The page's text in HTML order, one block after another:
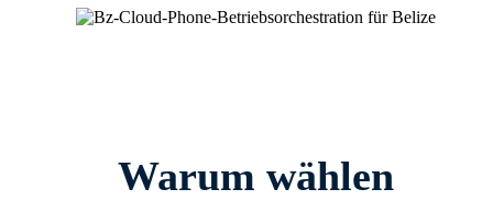
Warum wählen